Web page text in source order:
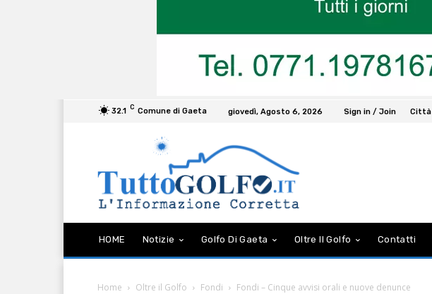
32.1 C Comune di Gaeta giovedì, Agosto 6, 2026 Sign in / Join Città
HOME Notizie Golfo Di Gaeta Oltre Il Golfo Contatti
Home Oltre il Golfo Fondi Fondi – Cinque avvisi orali e nuove denunce